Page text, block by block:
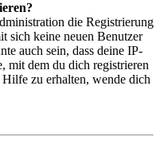
die Registrierung
sich keine neuen Benutzer
auch sein, dass deine IP-
mit dem du dich registrieren
zu erhalten, wende dich